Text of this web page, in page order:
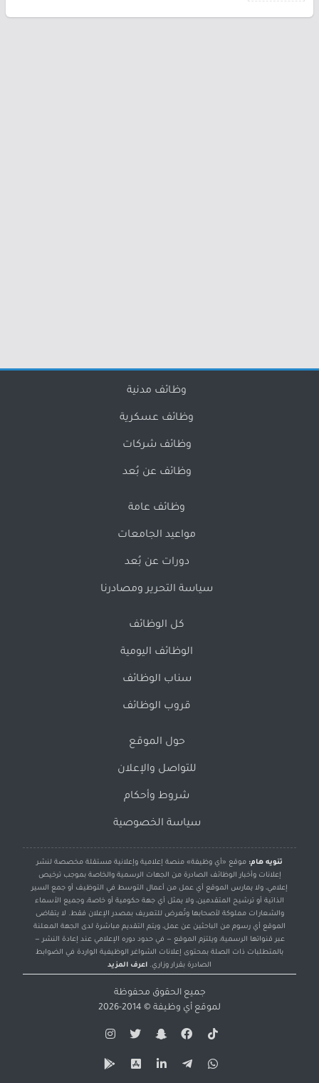
وظائف مدنية
وظائف عسكرية
وظائف شركات
وظائف عن بُعد
وظائف عامة
مواعيد الجامعات
دورات عن بُعد
سياسة التحرير ومصادرنا
كل الوظائف
الوظائف اليومية
سناب الوظائف
قروب الوظائف
حول الموقع
للتواصل والإعلان
شروط وأحكام
سياسة الخصوصية
تنويه هام: موقع «أي وظيفة» منصة إعلامية وإعلانية مستقلة مخصصة لنشر
إعلانات وأخبار الوظائف الصادرة من الجهات الرسمية والخاصة بموجب ترخيص
إعلامي، ولا يمارس الموقع أي عمل من أعمال التوسط في التوظيف أو جمع السير
الذاتية أو ترشيح المتقدمين، ولا يمثل أي جهة حكومية أو خاصة، وجميع الأسماء
والشعارات مملوكة لأصحابها وتُعرض للتعريف بمصدر الإعلان فقط. لا يتقاضى
الموقع أي رسوم من الباحثين عن عمل، ويتم التقديم مباشرة لدى الجهة المعلنة
عبر قنواتها الرسمية، ويلتزم الموقع — في حدود دوره الإعلامي عند إعادة النشر —
بالمتطلبات ذات الصلة بمحتوى إعلانات الشواغر الوظيفية الواردة في الضوابط
الصادرة بقرار وزاري. اعرف المزيد
جميع الحقوق محفوظة
لموقع أي وظيفة © 2014-2026